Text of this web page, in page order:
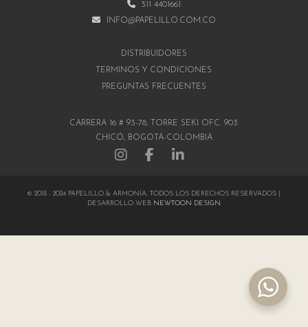
311 4401661
INFO@PAPELILLO.COM.CO
DISTRIBUIDORES
TÉRMINOS Y CONDICIONES
PREGUNTAS FRECUENTES
CARRERA 16 # 93-78, TORRE SEKI OFC. 903
CHICÓ, BOGOTÁ-COLOMBIA
© 2018 - 2024 PAPELILLO & ARMONÍA, TODOS LOS DERECHOS RESERVADOS |
DESARROLLO WEB NEWTOON DESIGN